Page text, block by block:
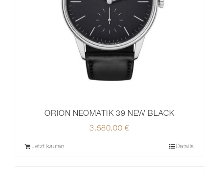
ORION NEOMATIK 39 NEW BLACK
3.580,00€
Jetzt kaufen Details